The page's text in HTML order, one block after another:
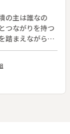
の主は誰なの
つながりを持つ
踏まえながら石
掘を免れて、１
８８年の開棺
物は、一体誰
くから「物部